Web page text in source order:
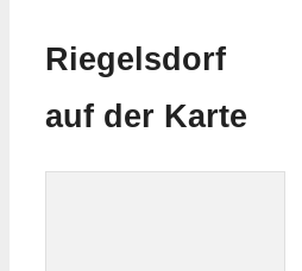
Riegelsdorf
auf der Karte